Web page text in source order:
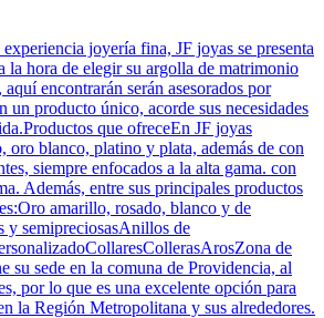
joyería fina, JF joyas se presenta
la hora de elegir su argolla de matrimonio
encontrarán serán asesorados por
un producto único, acorde sus necesidades
que ofreceEn JF joyas
oro blanco, platino y plata, además de con
siempre enfocados a la alta gama. con
Además, entre sus principales productos
amarillo, rosado, blanco y de
y semipreciosasAnillos de
de
su sede en la comuna de Providencia, al
por lo que es una excelente opción para
la Región Metropolitana y sus alrededores.